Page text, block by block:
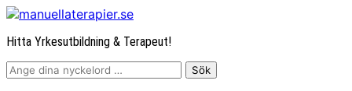
Hitta Yrkesutbildning & Terapeut!